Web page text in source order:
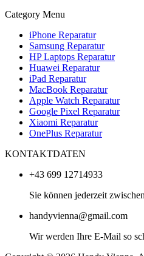
Category Menu
iPhone Reparatur
Samsung Reparatur
HP Laptops Reparatur
Huawei Reparatur
iPad Reparatur
MacBook Reparatur
Apple Watch Reparatur
Google Pixel Reparatur
Xiaomi Reparatur
OnePlus Reparatur
KONTAKTDATEN
+43 699 12714933
Sie können jederzeit
handyvienna@gmail.com
Wir werden Ihre E-Mail so